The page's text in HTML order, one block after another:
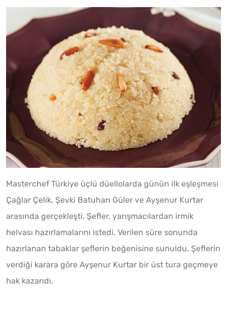
Masterchef Türkiye üçlü düellolarda günün ilk eşleşmesi
Çağlar Çelik, Şevki Batuhan Güler ve Ayşenur Kurtar
arasında gerçekleşti. Şefler, yarışmacılardan irmik
helvası hazırlamalarını istedi. Verilen süre sonunda
hazırlanan tabaklar şeflerin beğenisine sunuldu. Şeflerin
verdiği karara göre Ayşenur Kurtar bir üst tura geçmeye
hak kazandı.